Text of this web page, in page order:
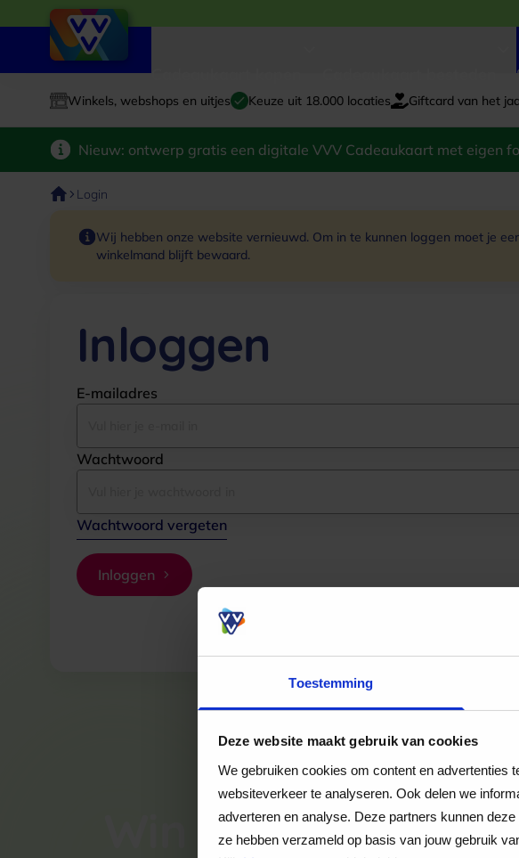
Toestemming
Deze website maakt gebruik van cookies
We gebruiken cookies om content en advertenties
websiteverkeer te analyseren. Ook delen we
adverteren en analyse. Deze partners kunnen
ze hebben verzameld op basis van jouw gebruik
Winkels, webshops en uitjes Keuze uit 18.000 locaties Giftcard van het
Nieuw: ontwerp gratis een digitale VVV Cadeaukaart met eigen
Login
Wij hebben onze website vernieuwd. Om in te kunnen loggen moet je
winkelmand blijft bewaard.
Inloggen
E-mailadres
Wachtwoord
Wachtwoord vergeten
Inloggen
Win een VVV